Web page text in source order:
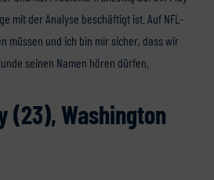
mit der Analyse beschäftigt ist. Auf NFL-
müssen und ich bin mir sicher, dass wir
seinen Namen hören dürfen.
(23), Washington